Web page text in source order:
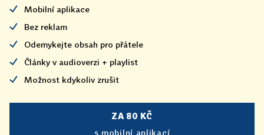
Mobilní aplikace
Bez reklam
Odemykejte obsah pro přátele
Články v audioverzi + playlist
Možnost kdykoliv zrušit
ZA 80 KČ
s mobilní aplikací